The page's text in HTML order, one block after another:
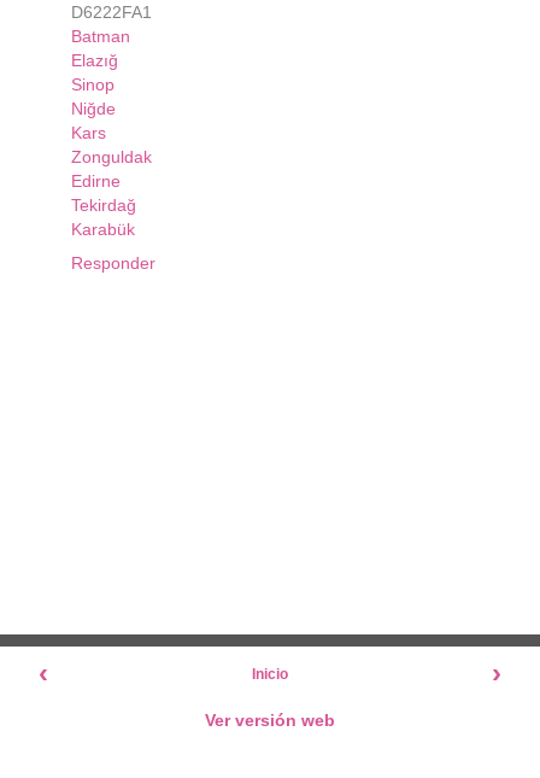
D6222FA1
Batman
Elazığ
Sinop
Niğde
Kars
Zonguldak
Edirne
Tekirdağ
Karabük
Responder
‹ ›
Inicio
Ver versión web